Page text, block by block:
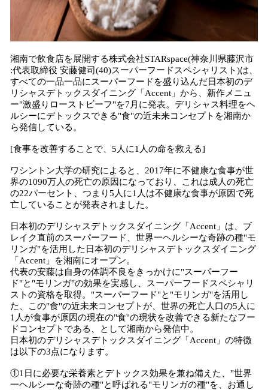
湘南で飲食店を展開する株式会社STARspace(神奈川県藤沢市
:代表取締役 安藤健司(40)スーパーフードスペシャリスト)は、
すべての一品一品にスーパーフードを盛り込んだ日本初のデ
リシャスデトックスダイニング「Accent」から、新作メニュ
ー"激盛りローストビーフ"を7月に発表。デリシャス料理をヘ
ルシーにデトックスできる"食"の近未来コンセプトを湘南か
ら発信している。
[食事を改善することで、5人に1人の命を救える]
ワシントン大学の研究によると、2017年に不健康な食事が世
界の1090万人の死亡の原因になっており、これは成人の死亡
の22パーセント、つまり5人に1人は不健康な食事が原因で死
亡していることが発表されました。
日本初のデリシャスデトックスダイニング「Accent」は、ブ
レイク直前のスーパーフード、世界一ヘルシーな奇跡の種"モ
リンガ"を活用した日本初のデリシャスデトックスダイニング
「Accent」を湘南にオープン。
代表の安藤は自身の体調不良をきっかけに"スーパーフー
ド"と"モリンガ"の効果を実感し、スーパーフードスペシャリ
ストの資格を取得。"スーパーフード"と"モリンガ"を活用し
た、この"食"の近未来コンセプトが、世界の死亡人口の5人に
1人が食事が原因の現在の"食''の現状を改善できる新たなフー
ドコンセプトである、として湘南から発信中。
日本初のデリシャスデトックスダイニング「Accent」の特徴
は以下の3点になります。
①1日に必要な栄養素とデトックス効果を兼ね備えた、"世界
一ヘルシーな奇跡の種"と呼ばれる"モリンガの種"を、お通し